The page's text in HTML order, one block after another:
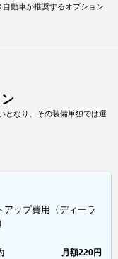
自動車が推奨するオプション
となり、その装備単独では選
アップ費用〈ディーラ
月額220円